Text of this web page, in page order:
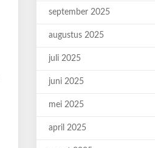
september 2025
augustus 2025
juli 2025
juni 2025
mei 2025
april 2025